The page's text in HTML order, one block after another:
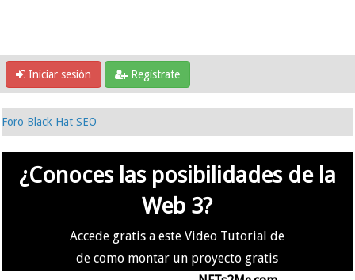
Iniciar sesión Regístrate
Foro Black Hat SEO
¿Conoces las posibilidades de la
Web 3?
Accede gratis a este Video Tutorial de
de como montar un proyecto gratis